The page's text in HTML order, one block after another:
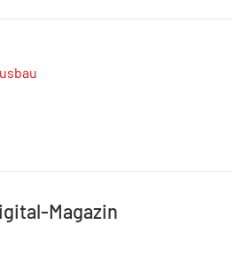
Magazin